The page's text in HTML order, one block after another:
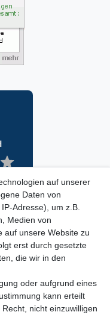
auf unserer
Daten von
Adresse), um z.B.
Medien von
auf unsere Website zu
erst durch gesetzte
die wir in den
oder aufgrund eines
kann erteilt
nicht einzuwilligen